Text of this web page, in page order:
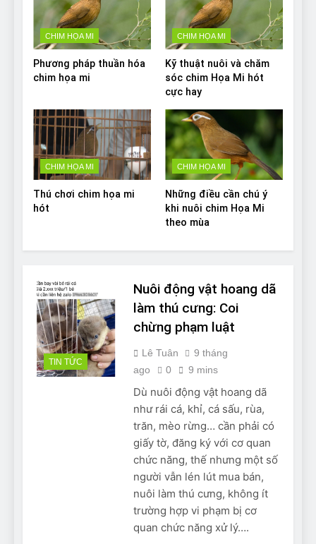
CHIM HỌA MI
Phương pháp thuần hóa
chim họa mi
CHIM HỌA MI
Kỹ thuật nuôi và chăm
sóc chim Họa Mi hót
cực hay
CHIM HỌA MI
Thú chơi chim họa mi
hót
CHIM HỌA MI
Những điều cần chú ý
khi nuôi chim Họa Mi
theo mùa
TIN TỨC
Nuôi động vật hoang dã
làm thú cưng: Coi
chừng phạm luật
Lê Tuân
9 tháng
ago
0 9 mins
Dù nuôi động vật hoang dã
như rái cá, khỉ, cá sấu, rùa,
trăn, mèo rừng… cần phải có
giấy tờ, đăng ký với cơ quan
chức năng, thế nhưng một số
người vẫn lén lút mua bán,
nuôi làm thú cưng, không ít
trường hợp vi phạm bị cơ
quan chức năng xử lý….